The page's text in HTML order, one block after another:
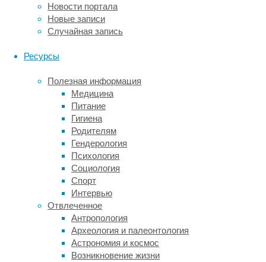
Новости портала
Новые записи
Случайная запись
Ресурсы
Полезная информация
Медицина
Питание
Гигиена
Родителям
Гендерология
Психология
Социология
Спорт
Интервью
Отвлеченное
Антропология
Археология и палеонтология
Астрономия и космос
Возникновение жизни
и
в
аптеках
в
октябре
2022
года.
Работу
ученых
опубликовал
American
Journal
Clinical
Nutrition.
Проверка
выявила,
что